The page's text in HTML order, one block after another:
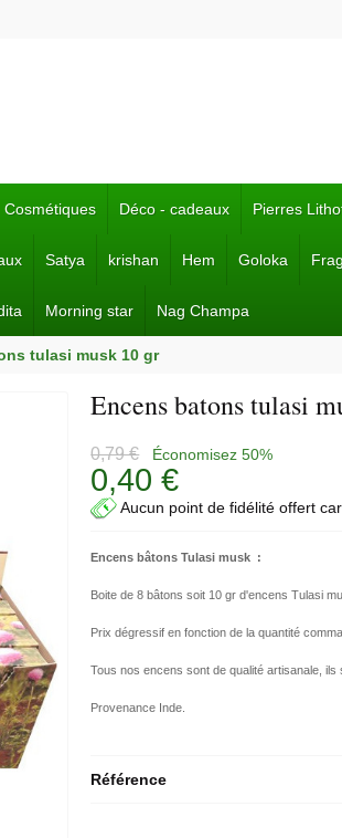
Cosmétiques Déco - cadeaux Pierres
Satya krishan Hem Goloka
Morning star Nag Champa
tulasi musk 10 gr
Encens batons tulasi
0,79 € Économisez 50%
0,40 €
Aucun point de fidélité offert
Encens bâtons Tulasi musk :
Boite de 8 bâtons soit 10 gr d'encens Tulasi
Prix dégressif en fonction de la quantité
Tous nos encens sont de qualité artisanale, ils
Provenance Inde.
Référence